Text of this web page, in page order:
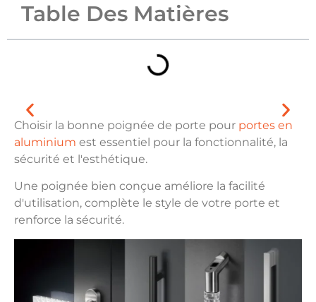
Table Des Matières
Choisir la bonne poignée de porte pour portes en
aluminium est essentiel pour la fonctionnalité, la
sécurité et l'esthétique.
Une poignée bien conçue améliore la facilité
d'utilisation, complète le style de votre porte et
renforce la sécurité.